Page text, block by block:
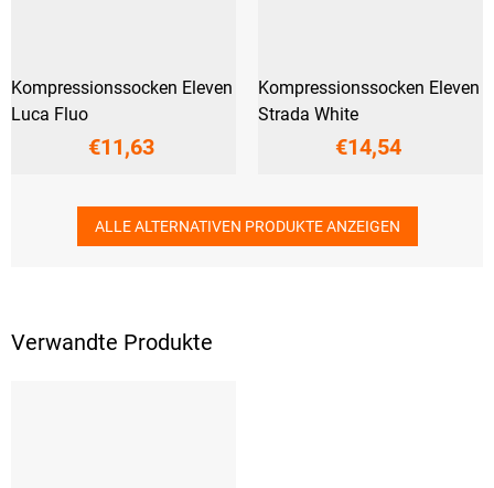
Verwandte Produkte
Kompressionssocken Eleven
Luca Fluo
€11,63
Kompressionssocken Eleven
Strada White
€14,54
ALLE ALTERNATIVEN PRODUKTE ANZEIGEN